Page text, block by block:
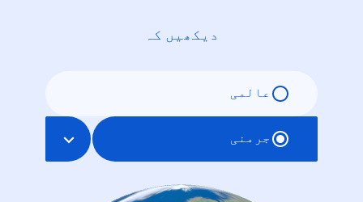
دیکھیں کہ
عالمی
جرمنی